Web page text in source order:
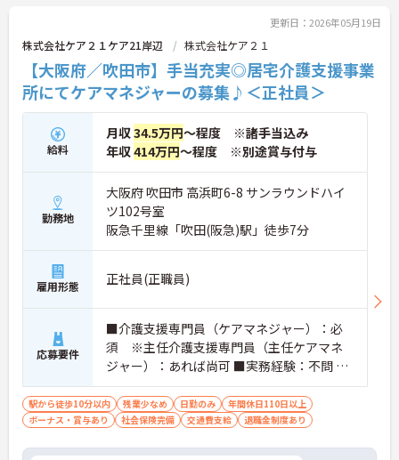
更新日：2026年05月19日
株式会社ケア２１ケア21岸辺 株式会社ケア２１
【大阪府／吹田市】手当充実◎居宅介護支援事業
所にてケアマネジャーの募集♪＜正社員＞
給料
月収34.5万円～程度 ※諸手当込み
年収414万円～程度 ※別途賞与付与
勤務地
大阪府 吹田市 高浜町6-8 サンラウンドハイ
ツ102号室
阪急千里線「吹田(阪急)駅」徒歩7分
雇用形態 正社員(正職員)
応募要件
■介護支援専門員（ケアマネジャー）：必
須 ※主任介護支援専門員（主任ケアマネ
ジャー）：あれば尚可 ■実務経験：不問 ※
PCスキル：Excel・Wordなど
駅から徒歩10分以内 残業少なめ 日勤のみ
年間休日110日以上
ボーナス・賞与あり
社会保険完備 交通費支給 退職金制度あり